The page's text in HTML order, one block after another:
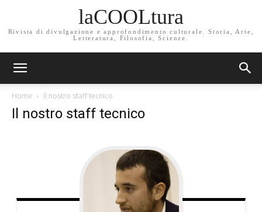
laCOOLtura
Rivista di divulgazione e approfondimento culturale. Storia, Arte,
Letteratura, Filosofia, Scienze.
Home Il nostro staff tecnico
Il nostro staff tecnico